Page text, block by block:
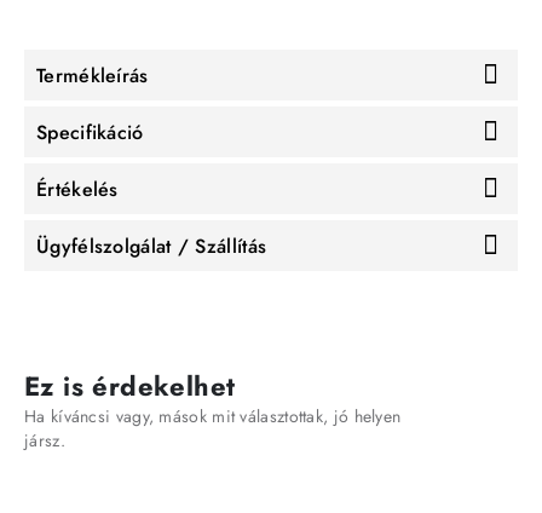
Termékleírás
Specifikáció
Értékelés
Ügyfélszolgálat / Szállítás
Ez is érdekelhet
Ha kíváncsi vagy, mások mit választottak, jó helyen
jársz.